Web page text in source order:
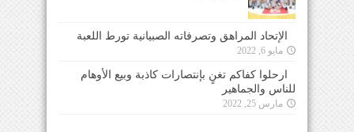
الإتحاد المراهق وتصرفاته الصبيانية تورط اللعبة
مايو 6, 2022
ارحلوا كفاكم تغنٍ بإنتصارات كاذبة وبيع الأوهام
للناس والجماهير
مارس 25, 2022